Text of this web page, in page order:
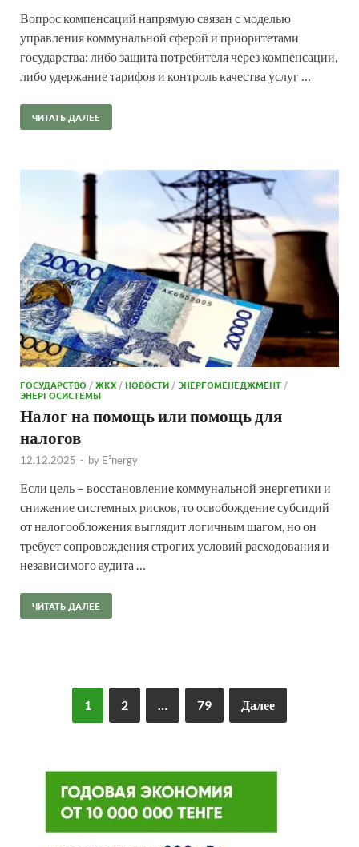
Вопрос компенсаций напрямую связан с моделью
управления коммунальной сферой и приоритетами
государства: либо защита потребителя через компенсации,
либо удержание тарифов и контроль качества услуг …
ЧИТАТЬ ДАЛЕЕ
ГОСУДАРСТВО /ЖКХ /НОВОСТИ /ЭНЕРГОМЕНЕДЖМЕНТ /
ЭНЕРГОСИСТЕМЫ
Налог на помощь или помощь для
налогов
12.12.2025 - by E²nergy
Если цель – восстановление коммунальной энергетики и
снижение системных рисков, то освобождение субсидий
от налогообложения выглядит логичным шагом, но он
требует сопровождения строгих условий расходования и
независимого аудита …
ЧИТАТЬ ДАЛЕЕ
1 2 79 Далее